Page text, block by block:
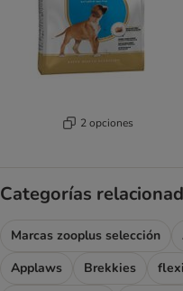
2 opciones
Categorías
Marcas zooplus selección
Applaws
Brekkies flexi